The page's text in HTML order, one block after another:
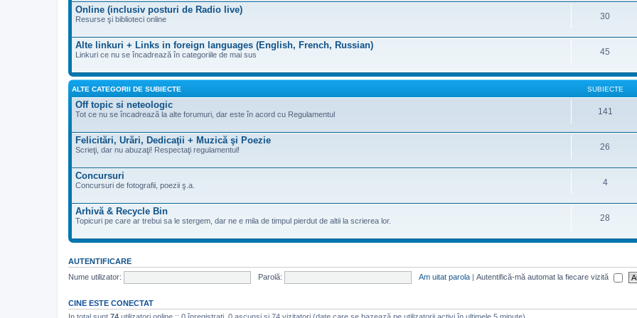
Online (inclusiv posturi de Radio live)
Resurse şi biblioteci online 30
Alte linkuri + Links in foreign languages (English, French, Russian)
Linkuri ce nu se încadrează în categoriile de mai sus 45
ALTE CATEGORII DE SUBIECTE SUBIECTE
Off topic si neteologic
Tot ce nu se încadrează la alte forumuri, dar este în acord cu Regulamentul 141
Felicitări, Urări, Dedicaţii + Muzică şi Poezie
Scrieţi, dar nu abuzaţi! Respectaţi regulamentul! 26
Concursuri
Concursuri de fotografii, poezii ş.a. 4
Arhivă & Recycle Bin
Topicuri pe care ar trebui sa le stergem, dar ne e mila de timpul pierdut de altii la scrierea lor. 28
AUTENTIFICARE
Nume utilizator:
Parolă: Am uitat parola | Autentifică-mă automat la fiecare vizită
CINE ESTE CONECTAT
In total sunt 74 utilizatori online :: 0 înregistrați, 0 ascunși și 74 vizitatori (date care se bazează pe utilizatorii activi în ultimele 5 minute)